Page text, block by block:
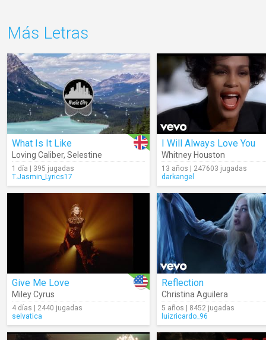
Más Letras
What Is It Like
Loving Caliber, Selestine
1 día | 395 jugadas
T.Jasmin_Lyrics17
I Will Always Love You
Whitney Houston
13 años | 247603 jugadas
darkangel
Give Me Love
Miley Cyrus
4 días | 2440 jugadas
selvatica
Reflection
Christina Aguilera
5 años | 8452 jugadas
luizricardo_96